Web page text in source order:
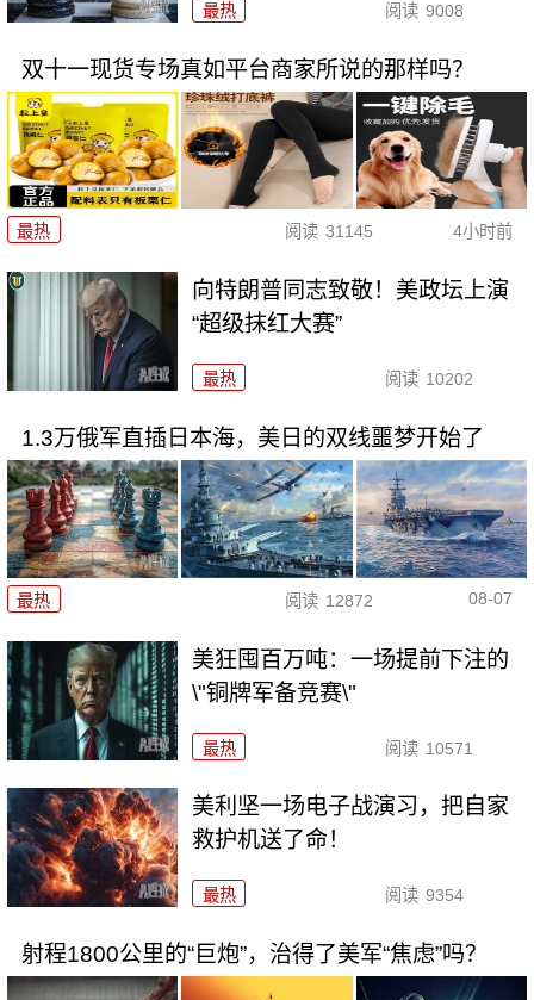
最热 阅读 9008
双十一现货专场真如平台商家所说的那样吗？
最热 阅读 31145 4小时前
向特朗普同志致敬！美政坛上演
“超级抹红大赛”
最热 阅读 10202
1.3万俄军直插日本海，美日的双线噩梦开始了
最热 阅读 12872 08-07
美狂囤百万吨：一场提前下注的
\"铜牌军备竞赛\"
最热 阅读 10571
美利坚一场电子战演习，把自家
救护机送了命！
最热 阅读 9354
射程1800公里的“巨炮”，治得了美军“焦虑”吗？